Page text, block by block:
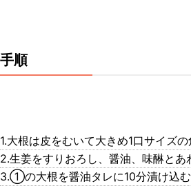
手順
1.大根は皮をむいて大きめ1口サイズ
2.生姜をすりおろし、醤油、味醂とあ
3.①の大根を醤油タレに10分漬け込む